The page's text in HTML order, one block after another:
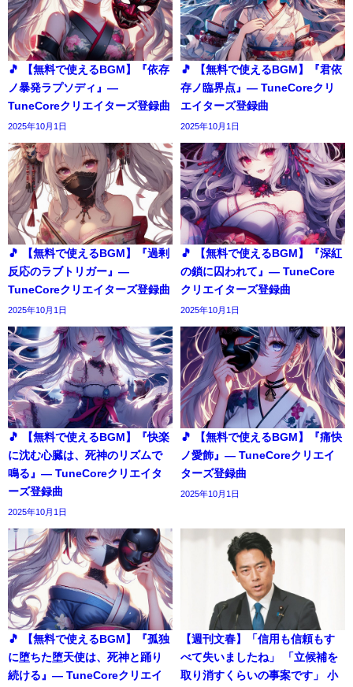
🎵 【無料で使えるBGM】『依存
ノ暴発ラプソディ』―
TuneCoreクリエイターズ登録曲
2025年10月1日
🎵 【無料で使えるBGM】『君依
存ノ臨界点』― TuneCoreクリ
エイターズ登録曲
2025年10月1日
🎵 【無料で使えるBGM】『過剰
反応のラブトリガー』―
TuneCoreクリエイターズ登録曲
2025年10月1日
🎵 【無料で使えるBGM】『深紅
の鎖に囚われて』― TuneCore
クリエイターズ登録曲
2025年10月1日
🎵 【無料で使えるBGM】『快楽
に沈む心臓は、死神のリズムで
鳴る』― TuneCoreクリエイタ
ーズ登録曲
2025年10月1日
🎵 【無料で使えるBGM】『痛快
ノ愛飾』― TuneCoreクリエイ
ターズ登録曲
2025年10月1日
🎵 【無料で使えるBGM】『孤独
に堕ちた堕天使は、死神と踊り
続ける』― TuneCoreクリエイ
【週刊文春】「信用も信頼もす
べて失いましたね」 「立候補を
取り消すくらいの事案です」 小